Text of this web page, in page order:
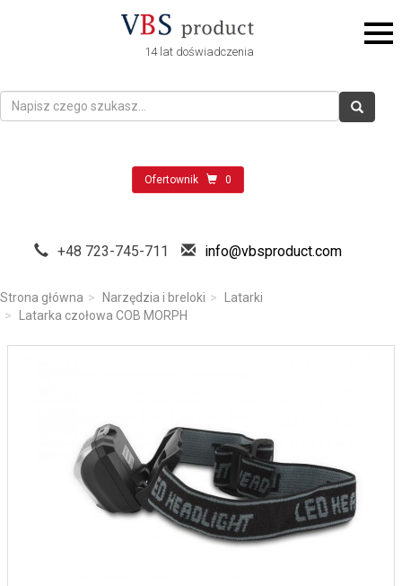
14 lat doświadczenia
Ofertownik 0
+48 723-745-711 info@vbsproduct.com
Strona główna Narzędzia i breloki
Latarki
Latarka czołowa COB MORPH